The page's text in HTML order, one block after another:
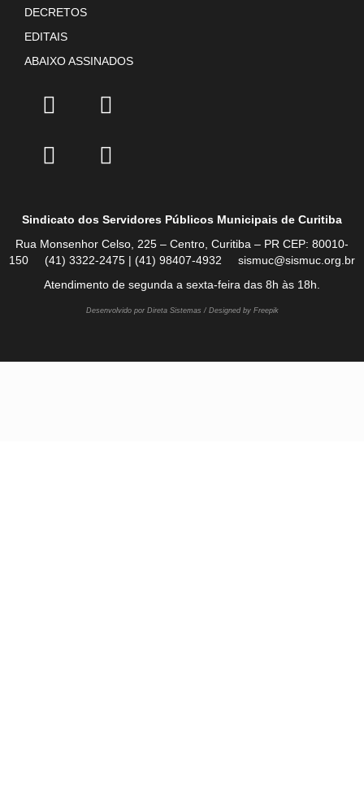
DECRETOS
EDITAIS
ABAIXO ASSINADOS
Sindicato dos Servidores Públicos Municipais de Curitiba
Rua Monsenhor Celso, 225 – Centro, Curitiba – PR CEP: 80010-
150 (41) 3322-2475 | (41) 98407-4932 sismuc@sismuc.org.br
Atendimento de segunda a sexta-feira das 8h às 18h.
Desenvolvido por Direta Sistemas / Designed by Freepik